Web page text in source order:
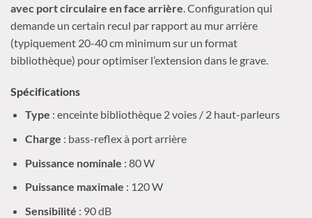
avec port circulaire en face arrière . Configuration qui
demande un certain recul par rapport au mur arrière
(typiquement 20-40 cm minimum sur un format
bibliothèque) pour optimiser l’extension dans le grave.
Spécifications
Type : enceinte bibliothèque 2 voies / 2 haut-parleurs
Charge : bass-reflex à port arrière
Puissance nominale : 80 W
Puissance maximale : 120 W
Sensibilité : 90 dB